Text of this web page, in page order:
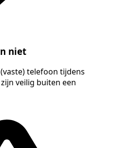
niet
telefoon tijdens
veilig buiten een